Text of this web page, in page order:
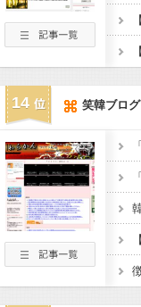
14 笑韓ブログ